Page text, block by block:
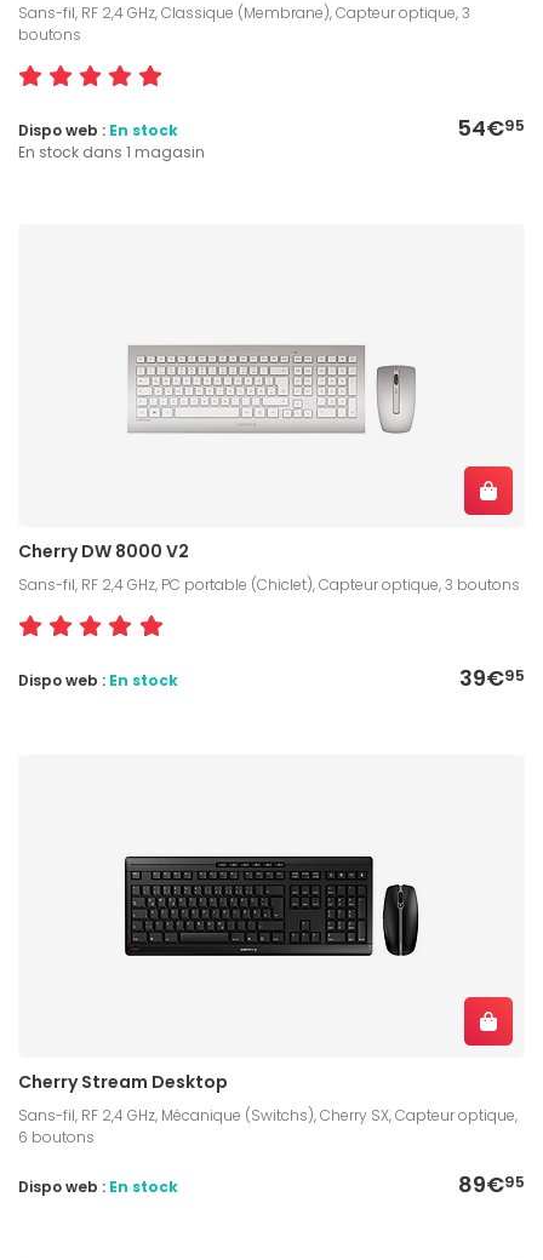
Sans-fil, RF 2,4 GHz, Classique (Membrane), Capteur optique, 3
boutons
54€95
Dispo web : En stock
En stock dans 1 magasin
Cherry DW 8000 V2
Sans-fil, RF 2,4 GHz, PC portable (Chiclet), Capteur optique, 3 boutons
39€95
Dispo web : En stock
Cherry Stream Desktop
Sans-fil, RF 2,4 GHz, Mécanique (Switchs), Cherry SX, Capteur optique,
6 boutons
89€95
Dispo web : En stock